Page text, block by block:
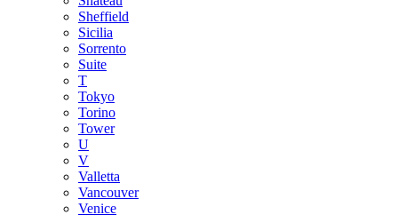
Sheffield
Sicilia
Sorrento
Suite
T
Tokyo
Torino
Tower
U
V
Valletta
Vancouver
Venice